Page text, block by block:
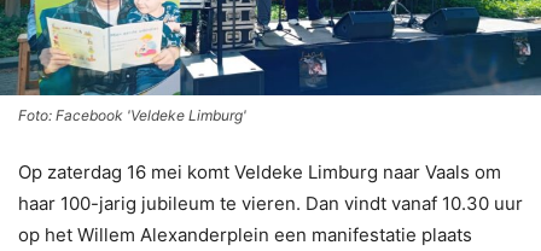
Foto: Facebook 'Veldeke Limburg'
Op zaterdag 16 mei komt Veldeke Limburg naar Vaals om
haar 100-jarig jubileum te vieren. Dan vindt vanaf 10.30 uur
op het Willem Alexanderplein een manifestatie plaats